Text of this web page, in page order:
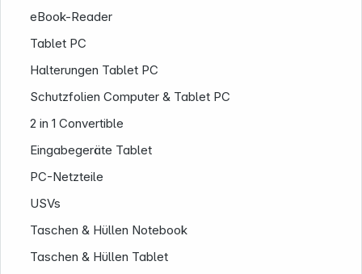
eBook-Reader
Tablet PC
Halterungen Tablet PC
Schutzfolien Computer & Tablet PC
2 in 1 Convertible
Eingabegeräte Tablet
PC-Netzteile
USVs
Taschen & Hüllen Notebook
Taschen & Hüllen Tablet
Service